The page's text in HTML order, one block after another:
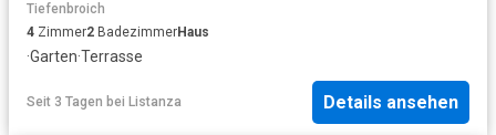
Tiefenbroich
4 Zimmer2 BadezimmerHaus
·Garten·Terrasse
Seit 3 Tagen bei Listanza Details ansehen